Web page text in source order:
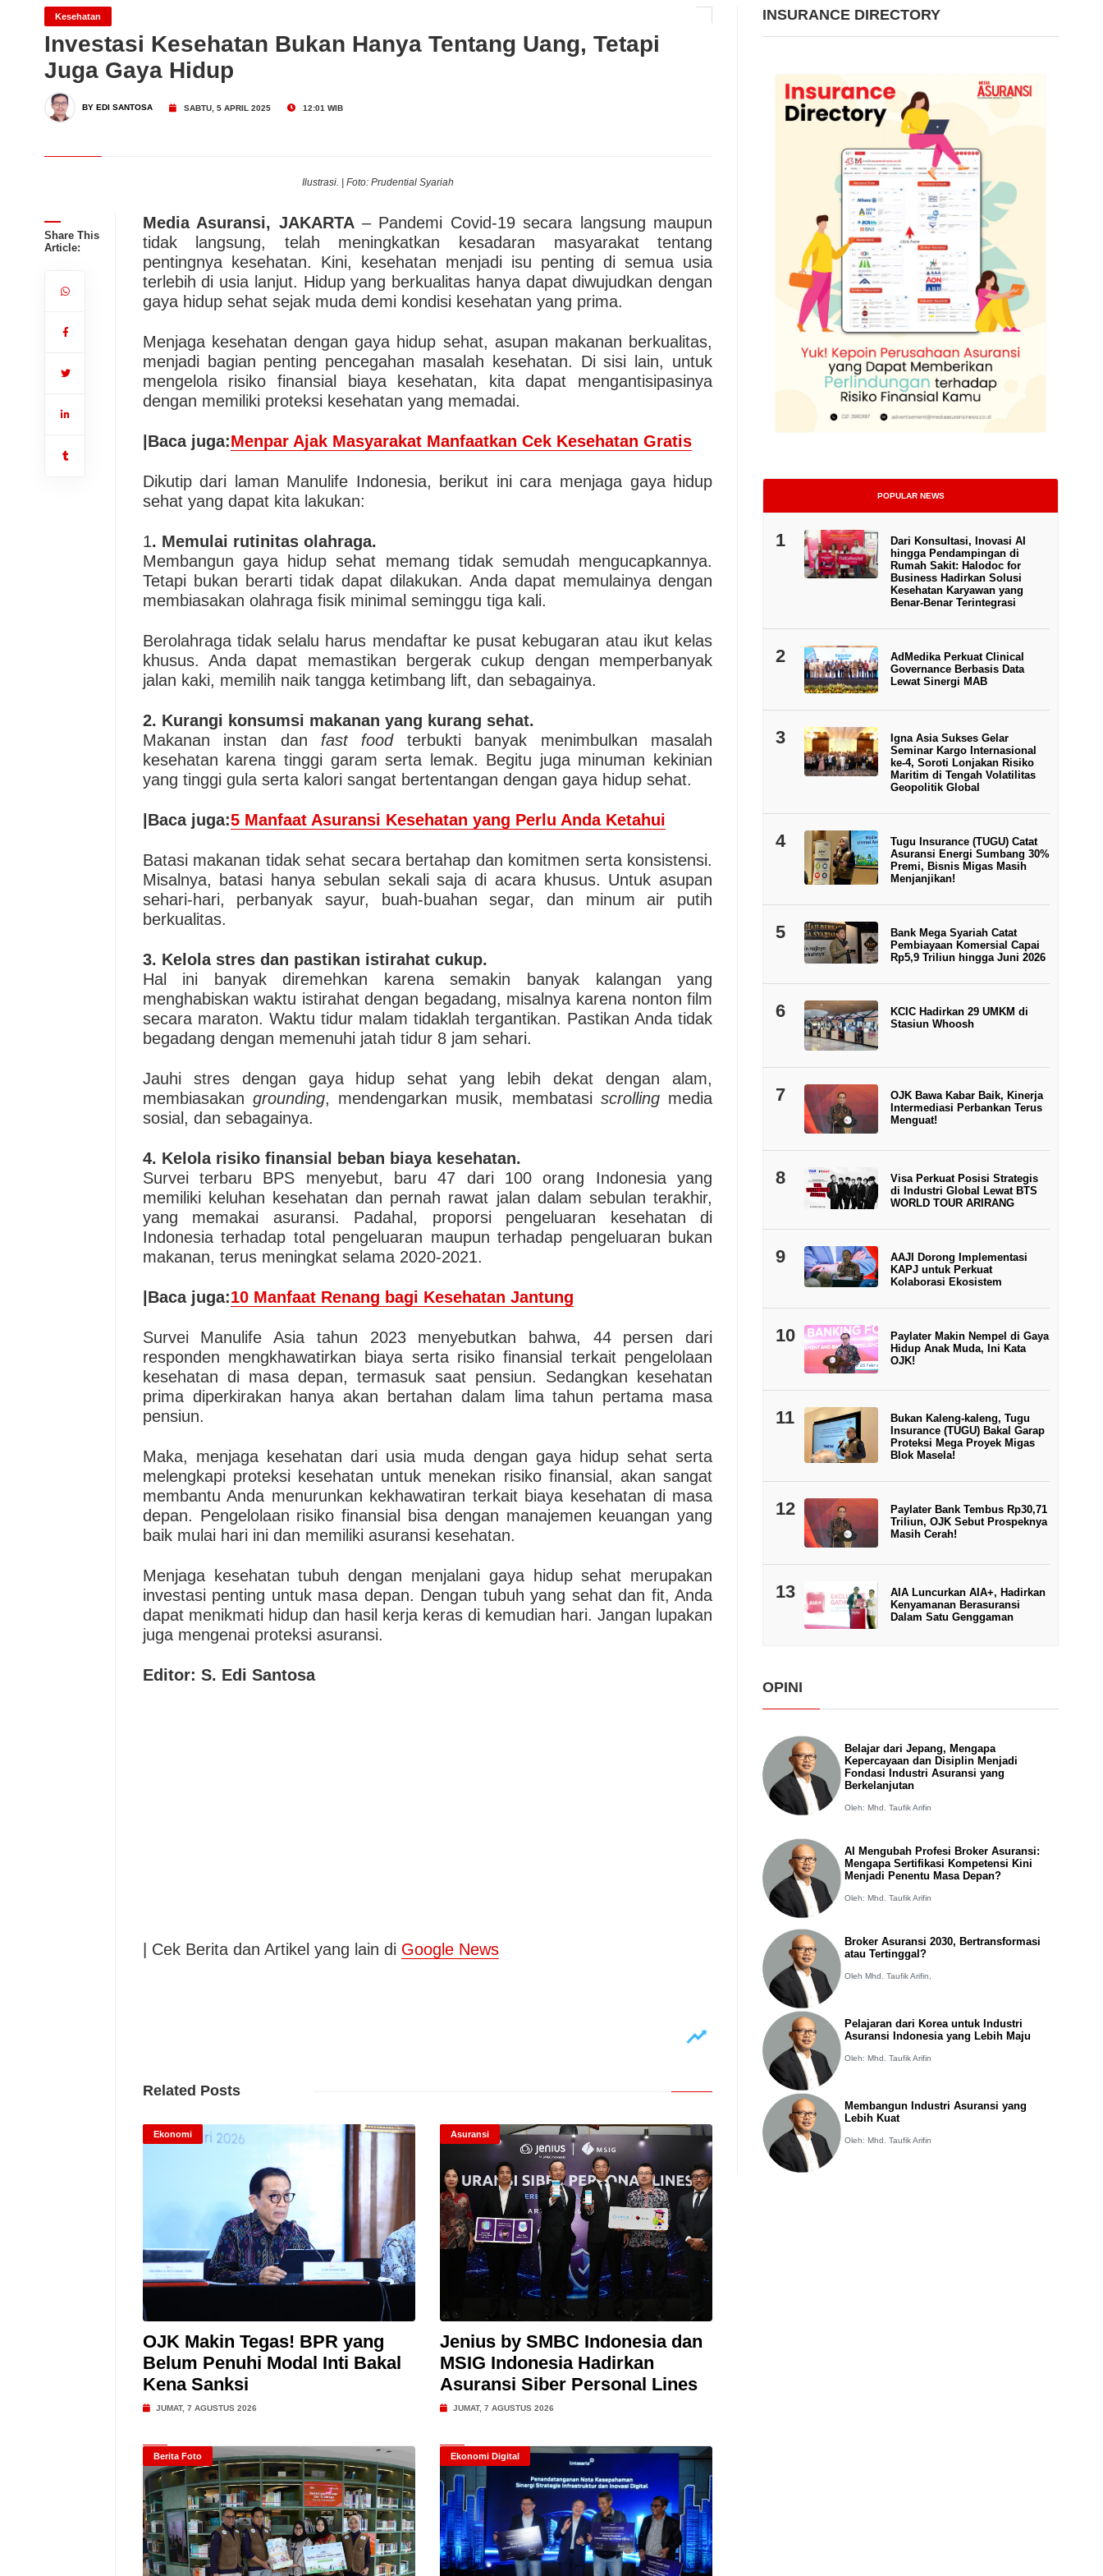
Kesehatan
Investasi Kesehatan Bukan Hanya Tentang Uang, Tetapi
Juga Gaya Hidup
BY EDI SANTOSA SABTU, 5 APRIL 2025 12:01 WIB
Ilustrasi. | Foto: Prudential Syariah Ilustrasi. | Foto: Prudential
Share This
Article:
Media Asuransi, JAKARTA– Pandemi Covid-19 secara langsung maupun
tidak langsung, telah meningkatkan kesadaran masyarakat tentang
pentingnya kesehatan. Kini, kesehatan menjadi isu penting di semua usia
terlebih di usia lanjut. Hidup yang berkualitas hanya dapat diwujudkan dengan
gaya hidup sehat sejak muda demi kondisi kesehatan yang prima.
Menjaga kesehatan dengan gaya hidup sehat, asupan makanan berkualitas,
menjadi bagian penting pencegahan masalah kesehatan. Di sisi lain, untuk
mengelola risiko finansial biaya kesehatan, kita dapat mengantisipasinya
dengan memiliki proteksi kesehatan yang memadai.
|Baca juga:Menpar Ajak Masyarakat Manfaatkan Cek Kesehatan Gratis
Dikutip dari laman Manulife Indonesia, berikut ini cara menjaga gaya hidup
sehat yang dapat kita lakukan:
1. Memulai rutinitas olahraga.
Membangun gaya hidup sehat memang tidak semudah mengucapkannya.
Tetapi bukan berarti tidak dapat dilakukan. Anda dapat memulainya dengan
membiasakan olahraga fisik minimal seminggu tiga kali.
Berolahraga tidak selalu harus mendaftar ke pusat kebugaran atau ikut kelas
khusus. Anda dapat memastikan bergerak cukup dengan memperbanyak
jalan kaki, memilih naik tangga ketimbang lift, dan sebagainya.
2. Kurangi konsumsi makanan yang kurang sehat.
Makanan instan dan fast foodterbukti banyak menimbulkan masalah
kesehatan karena tinggi garam serta lemak. Begitu juga minuman kekinian
yang tinggi gula serta kalori sangat bertentangan dengan gaya hidup sehat.
|Baca juga:5 Manfaat Asuransi Kesehatan yang Perlu Anda Ketahui
Batasi makanan tidak sehat secara bertahap dan komitmen serta konsistensi.
Misalnya, batasi hanya sebulan sekali saja di acara khusus. Untuk asupan
sehari-hari, perbanyak sayur, buah-buahan segar, dan minum air putih
berkualitas.
3. Kelola stres dan pastikan istirahat cukup.
Hal ini banyak diremehkan karena semakin banyak kalangan yang
menghabiskan waktu istirahat dengan begadang, misalnya karena nonton film
secara maraton. Waktu tidur malam tidaklah tergantikan. Pastikan Anda tidak
begadang dengan memenuhi jatah tidur 8 jam sehari.
Jauhi stres dengan gaya hidup sehat yang lebih dekat dengan alam,
membiasakan grounding, mendengarkan musik, membatasi scrollingmedia
sosial, dan sebagainya.
4. Kelola risiko finansial beban biaya kesehatan.
Survei terbaru BPS menyebut, baru 47 dari 100 orang Indonesia yang
memiliki keluhan kesehatan dan pernah rawat jalan dalam sebulan terakhir,
yang memakai asuransi. Padahal, proporsi pengeluaran kesehatan di
Indonesia terhadap total pengeluaran maupun terhadap pengeluaran bukan
makanan, terus meningkat selama 2020-2021.
|Baca juga:10 Manfaat Renang bagi Kesehatan Jantung
Survei Manulife Asia tahun 2023 menyebutkan bahwa, 44 persen dari
responden mengkhawatirkan biaya serta risiko finansial terkait pengelolaan
kesehatan di masa depan, termasuk saat pensiun. Sedangkan kesehatan
prima diperkirakan hanya akan bertahan dalam lima tahun pertama masa
pensiun.
Maka, menjaga kesehatan dari usia muda dengan gaya hidup sehat serta
melengkapi proteksi kesehatan untuk menekan risiko finansial, akan sangat
membantu Anda menurunkan kekhawatiran terkait biaya kesehatan di masa
depan. Pengelolaan risiko finansial bisa dengan manajemen keuangan yang
baik mulai hari ini dan memiliki asuransi kesehatan.
Menjaga kesehatan tubuh dengan menjalani gaya hidup sehat merupakan
investasi penting untuk masa depan. Dengan tubuh yang sehat dan fit, Anda
dapat menikmati hidup dan hasil kerja keras di kemudian hari. Jangan lupakan
juga mengenai proteksi asuransi.
Editor: S. Edi Santosa
| Cek Berita dan Artikel yang lain di Google News
Related Posts
Ekonomi
OJK Makin Tegas! BPR yang
Belum Penuhi Modal Inti Bakal
Kena Sanksi
JUMAT, 7 AGUSTUS 2026
Asuransi
Jenius by SMBC Indonesia dan
MSIG Indonesia Hadirkan
Asuransi Siber Personal Lines
JUMAT, 7 AGUSTUS 2026
Berita Foto Ekonomi Digital
INSURANCE DIRECTORY
POPULAR NEWS
1
Dari Konsultasi, Inovasi AI
hingga Pendampingan di
Rumah Sakit: Halodoc for
Business Hadirkan Solusi
Kesehatan Karyawan yang
Benar-Benar Terintegrasi
2
AdMedika Perkuat Clinical
Governance Berbasis Data
Lewat Sinergi MAB
3
Igna Asia Sukses Gelar
Seminar Kargo Internasional
ke-4, Soroti Lonjakan Risiko
Maritim di Tengah Volatilitas
Geopolitik Global
4
Tugu Insurance (TUGU) Catat
Asuransi Energi Sumbang 30%
Premi, Bisnis Migas Masih
Menjanjikan!
5
Bank Mega Syariah Catat
Pembiayaan Komersial Capai
Rp5,9 Triliun hingga Juni 2026
6
KCIC Hadirkan 29 UMKM di
Stasiun Whoosh
7
OJK Bawa Kabar Baik, Kinerja
Intermediasi Perbankan Terus
Menguat!
8
Visa Perkuat Posisi Strategis
di Industri Global Lewat BTS
WORLD TOUR ARIRANG
9
AAJI Dorong Implementasi
KAPJ untuk Perkuat
Kolaborasi Ekosistem
10
Paylater Makin Nempel di Gaya
Hidup Anak Muda, Ini Kata
OJK!
11
Bukan Kaleng-kaleng, Tugu
Insurance (TUGU) Bakal Garap
Proteksi Mega Proyek Migas
Blok Masela!
12
Paylater Bank Tembus Rp30,71
Triliun, OJK Sebut Prospeknya
Masih Cerah!
13
AIA Luncurkan AIA+, Hadirkan
Kenyamanan Berasuransi
Dalam Satu Genggaman
OPINI
Belajar dari Jepang, Mengapa
Kepercayaan dan Disiplin Menjadi
Fondasi Industri Asuransi yang
Berkelanjutan
Oleh: Mhd. Taufik Arifin
AI Mengubah Profesi Broker Asuransi:
Mengapa Sertifikasi Kompetensi Kini
Menjadi Penentu Masa Depan?
Oleh: Mhd. Taufik Arifin
Broker Asuransi 2030, Bertransformasi
atau Tertinggal?
Oleh Mhd. Taufik Arifin,
Pelajaran dari Korea untuk Industri
Asuransi Indonesia yang Lebih Maju
Oleh: Mhd. Taufik Arifin
Membangun Industri Asuransi yang
Lebih Kuat
Oleh: Mhd. Taufik Arifin